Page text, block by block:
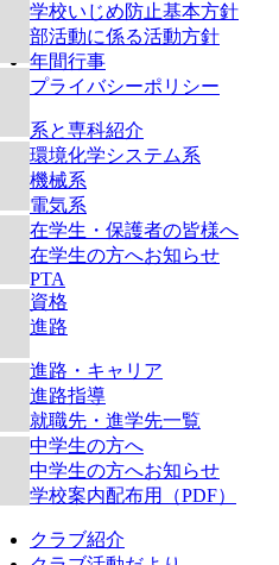
学校いじめ防止基本方針
部活動に係る活動方針
年間行事
プライバシーポリシー
系と専科紹介
環境化学システム系
機械系
電気系
在学生・保護者の皆様へ
在学生の方へお知らせ
PTA
資格
進路
進路・キャリア
進路指導
就職先・進学先一覧
中学生の方へ
中学生の方へお知らせ
学校案内配布用（PDF）
クラブ紹介